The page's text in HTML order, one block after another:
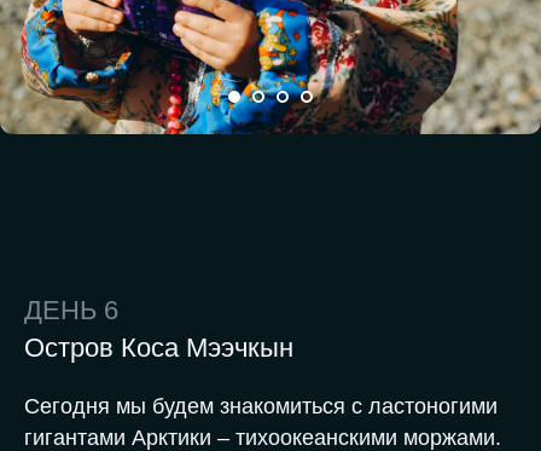
ДЕНЬ 6
Остров Коса Мээчкын
Сегодня мы будем знакомиться с ластоногими
гигантами Арктики – тихоокеанскими моржами.